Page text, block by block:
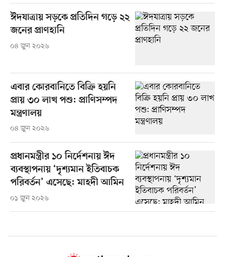
ঈদযাত্রায় সড়কে প্রতিদিন গড়ে ২২
জনের প্রাণহানি
০৪ জুন ২০২৬
এবার কোরবানিতে বিক্রি হয়নি
প্রায় ৩০ লাখ পশু: প্রাণিসম্পদ
মন্ত্রণালয়
০৪ জুন ২০২৬
প্রধানমন্ত্রীর ১০ নির্দেশনায় ঈদ
ব্যবস্থাপনায় ‘দৃশ্যমান ইতিবাচক
পরিবর্তন’ এসেছে: মাহদী আমিন
০১ জুন ২০২৬